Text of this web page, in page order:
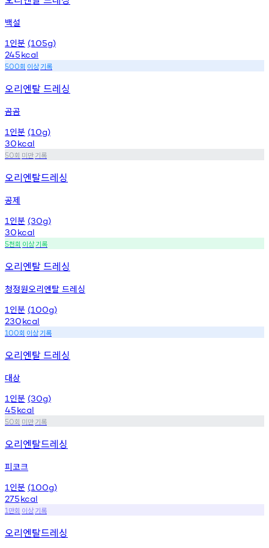
백설
1 인분 (105g)
245kcal
500회 이상기록
오리엔탈 드레싱
곰곰
1 인분 (10g)
30kcal
50회 미만기록
오리엔탈드레싱
공제
1 인분 (30g)
30kcal
5천회 이상기록
오리엔탈 드레싱
청정원오리엔탈 드레싱
1 인분 (100g)
230kcal
100회 이상기록
오리엔탈 드레싱
대상
1 인분 (30g)
45kcal
50회 미만기록
오리엔탈드레싱
피코크
1 인분 (100g)
275kcal
1 만회 이상기록
오리엔탈드레싱